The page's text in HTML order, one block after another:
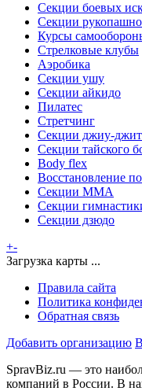
Секции боевых
Секции
Курсы
Стрелковые клубы
Аэробика
Секции ушу
Секции айкидо
Пилатес
Стретчинг
Секции джиу-
Секции тайского
Body flex
Восстановление
Секции ММА
Секции
Секции дзюдо
+-
Загрузка карты ...
Правила сайта
Политика
Обратная связь
Добавить организацию
SpravBiz.ru — это
компаний в России. В